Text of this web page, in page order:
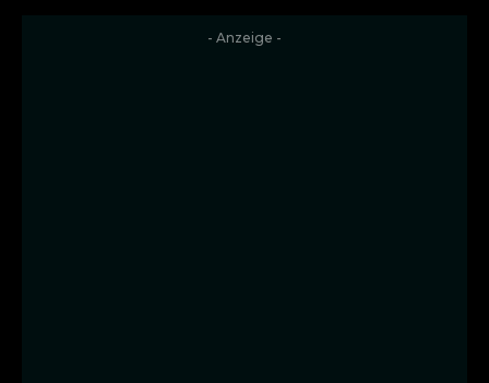
- Anzeige -